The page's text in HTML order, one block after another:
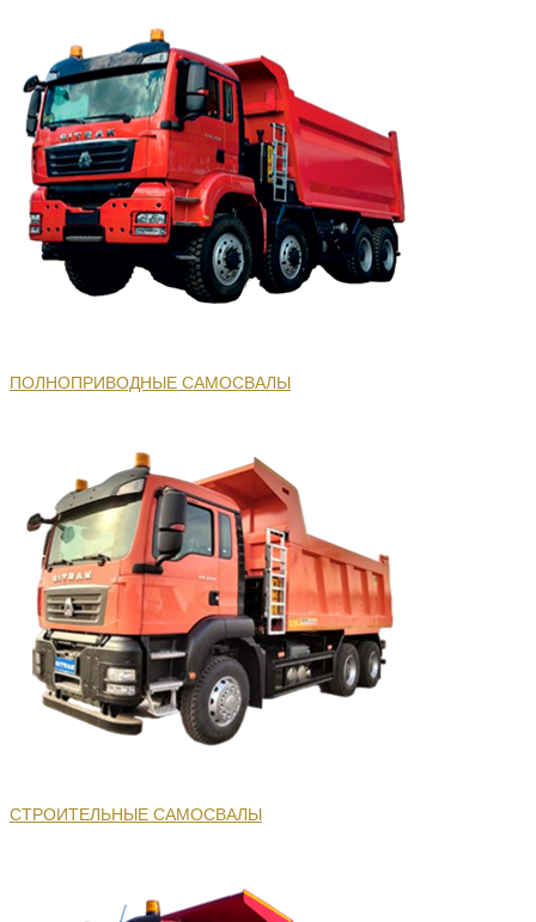
ПОЛНОПРИВОДНЫЕ САМОСВАЛЫ
СТРОИТЕЛЬНЫЕ САМОСВАЛЫ